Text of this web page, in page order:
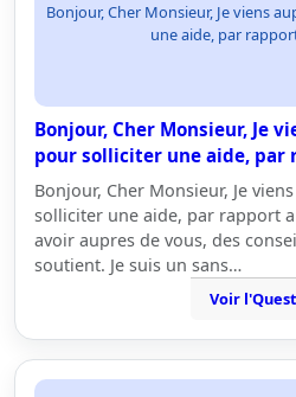
Bonjour, Cher Monsieur, Je viens
une aide, par
Bonjour, Cher Monsieur, Je
pour solliciter une aide, par
Bonjour, Cher Monsieur, Je
solliciter une aide, par rapport
avoir aupres de vous, des
soutient. Je suis un sans…
Voir